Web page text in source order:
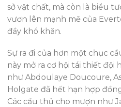
sở vật chất, mà còn là biểu
vươn lên mạnh mẽ của
đầy khó khăn.
Sự ra đi của hơn một chục
này mở ra cơ hội tái thiết đội
như Abdoulaye Doucoure,
Holgate đã hết hạn hợp
Các cầu thủ cho mượn như